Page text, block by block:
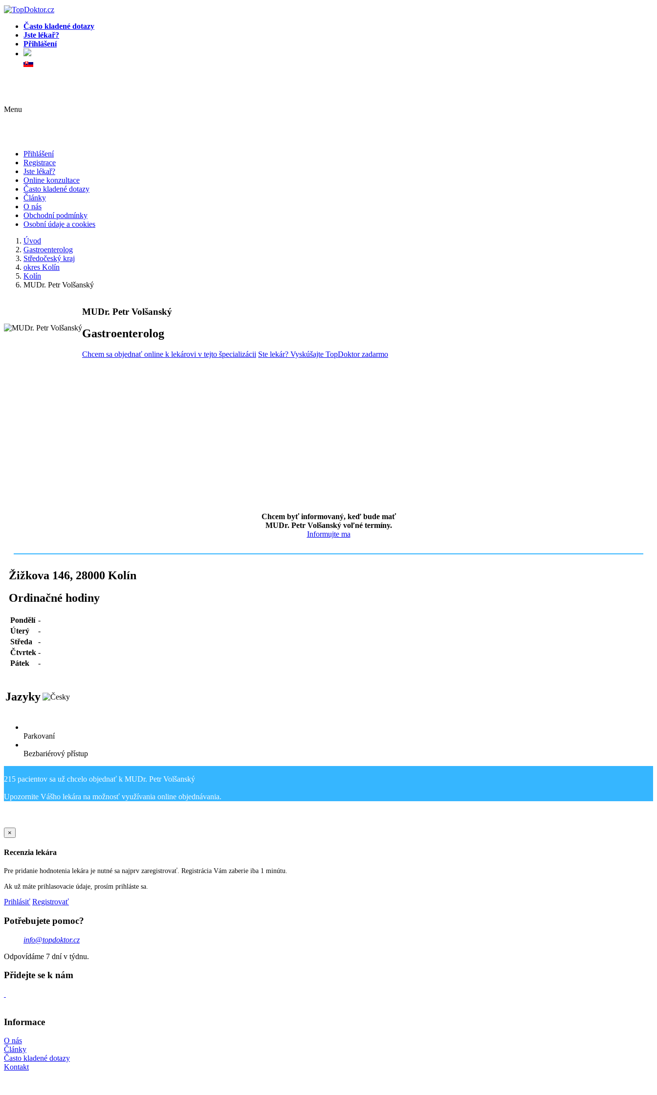
Často kladené dotazy
Jste lékař?
Přihlášení
Menu
Přihlášení
Registrace
Jste lékař?
Online konzultace
Často kladené dotazy
Články
O nás
Obchodní podmínky
Osobní údaje a cookies
Úvod
Gastroenterolog
Středočeský kraj
okres Kolín
Kolín
MUDr. Petr Volšanský
MUDr. Petr Volšanský
Gastroenterolog
Chcem sa objednať online k lekárovi v tejto špecializácii Ste lekár? Vyskúšajte TopDoktor zadarmo
Chcem byť informovaný, keď bude mať
MUDr. Petr Volšanský voľné termíny.
Informujte ma
Žižkova 146, 28000 Kolín
Ordinačné hodiny
Pondělí -
Úterý
-
Středa
-
Čtvrtek -
Pátek
-
Jazyky
Parkovaní
Bezbariérový přístup
215 pacientov sa už chcelo objednať k MUDr. Petr Volšanský
×
Recenzia lekára
Pre pridanie hodnotenia lekára je nutné sa najprv zaregistrovať. Registrácia Vám zaberie iba 1 minútu.
Ak už máte prihlasovacie údaje, prosím prihláste sa.
Prihlásiť Registrovať
Potřebujete pomoc?
info@topdoktor.cz
Odpovídáme 7 dní v týdnu.
Přidejte se k nám
Informace
O nás
Články
Často kladené dotazy
Kontakt